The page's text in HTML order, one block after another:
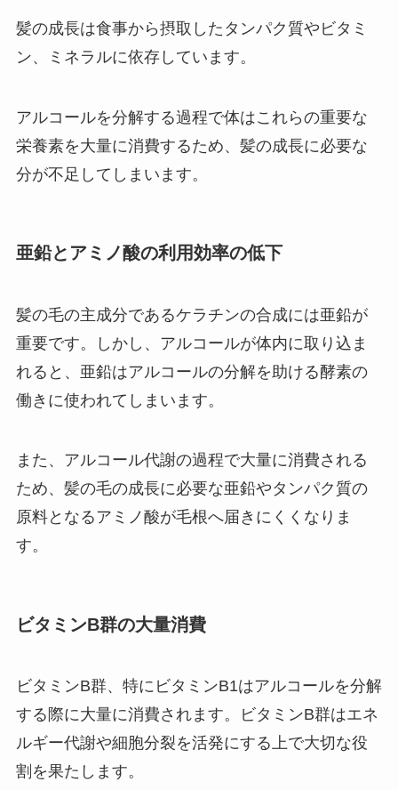
髪の成長は食事から摂取したタンパク質やビタミ
ン、ミネラルに依存しています。
アルコールを分解する過程で体はこれらの重要な
栄養素を大量に消費するため、髪の成長に必要な
分が不足してしまいます。
亜鉛とアミノ酸の利用効率の低下
髪の毛の主成分であるケラチンの合成には亜鉛が
重要です。しかし、アルコールが体内に取り込ま
れると、亜鉛はアルコールの分解を助ける酵素の
働きに使われてしまいます。
また、アルコール代謝の過程で大量に消費される
ため、髪の毛の成長に必要な亜鉛やタンパク質の
原料となるアミノ酸が毛根へ届きにくくなりま
す。
ビタミンB群の大量消費
ビタミンB群、特にビタミンB1はアルコールを分解
する際に大量に消費されます。ビタミンB群はエネ
ルギー代謝や細胞分裂を活発にする上で大切な役
割を果たします。